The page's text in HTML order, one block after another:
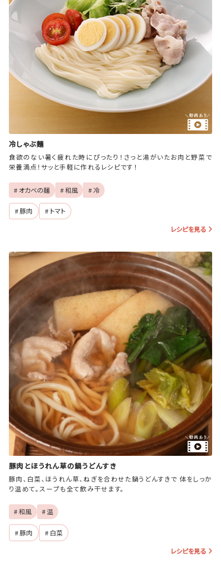
冷しゃぶ麺
食欲のない暑く疲れた時にぴったり！さっと湯がいたお肉と野菜で
栄養満点！サッと手軽に作れるレシピです！
# オカベの麺 # 和風 # 冷
# 豚肉
# トマト
レシピを見る
豚肉とほうれん草の鍋うどんすき
豚肉、白菜、ほうれん草、ねぎを合わせた鍋うどんすきで 体をしっか
り温めて。スープも全て飲み干せます。
# 和風 # 温
# 豚肉
# 白菜
レシピを見る